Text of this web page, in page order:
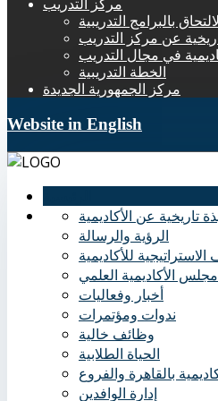
مركز التدريب
بالبرامج التدريبية
عن مركز التدريب
في مجال التدريب
الخطة التدريبية
مركز الجمهورية الجديدة
Website in English
تاريخية عن الأكاديمية
الرؤية والرسالة
الاستراتيجية للأكاديمية
الأكاديمية العلمي
أخبار وفعاليات
ندوات ومؤتمرات
وظائف خالية
الحياة الطلابية
بالقاهرة والفروع
إدارة الوافدين